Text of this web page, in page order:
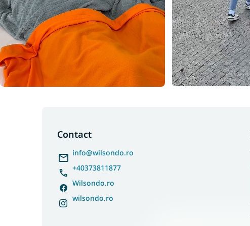
Contact
info@wilsondo.ro
+40373811877
Wilsondo.ro
wilsondo.ro